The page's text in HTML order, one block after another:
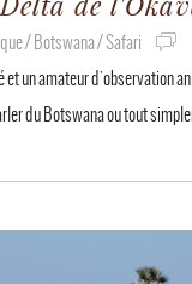
/ Botswana / Safari
et un amateur d'observation
du Botswana ou tout